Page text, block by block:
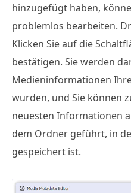
hinzugefügt haben,
problemlos bearbeiten.
Klicken Sie auf die
bestätigen. Sie werden
Medieninformationen
wurden, und Sie können
neuesten Informationen
dem Ordner geführt, in
gespeichert ist.